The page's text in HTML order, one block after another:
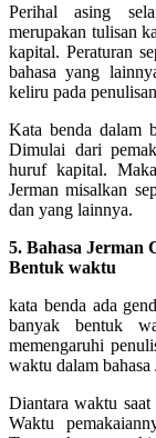
Perihal asing
merupakan tulisan
kapital. Peraturan
bahasa yang
keliru pada
Kata benda dalam
Dimulai dari
huruf kapital.
Jerman misalkan
dan yang lainnya.
5. Bahasa Jerman
Bentuk waktu
kata benda ada
banyak bentuk
memengaruhi
waktu dalam bahasa
Diantara waktu
Waktu